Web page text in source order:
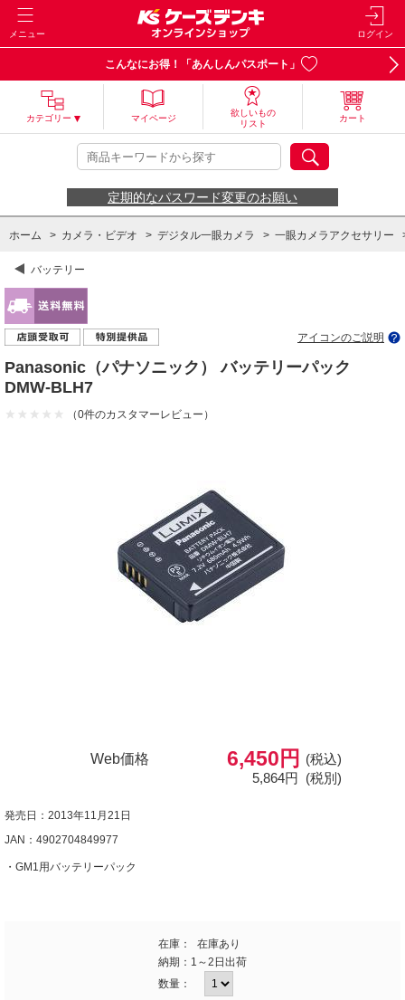
メニュー ログイン
こんなにお得！「あんしんパスポート」
カテゴリー マイページ
欲しいもの
リスト
カート
定期的なパスワード変更のお願い
ホーム > カメラ・ビデオ > デジタル一眼カメラ > 一眼カメラアクセサリー
バッテリー
アイコンのご説明
Panasonic（パナソニック） バッテリーパック
DMW-BLH7
（0件のカスタマーレビュー）
Web価格 6,450円
(税込)
5,864円 (税別)
発売日：2013年11月21日
JAN：4902704849977
・GM1用バッテリーパック
在庫：
在庫あり
納期： 1～2日出荷
数量：